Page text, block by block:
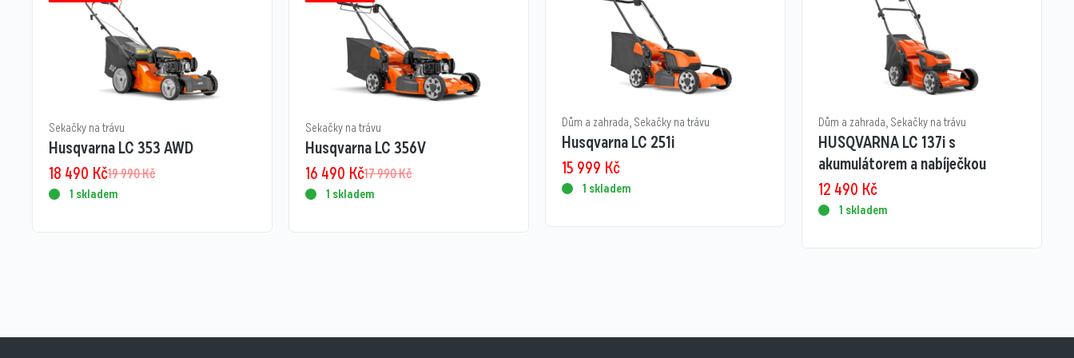
Sekačky na trávu
Husqvarna LC 353 AWD
19 990Kč
18 490 Kč
1 skladem
Sekačky na trávu
Husqvarna LC 356V
17 990Kč
16 490 Kč
1 skladem
Dům a zahrada, Sekačky na trávu
Husqvarna LC 251i
15 999 Kč
1 skladem
Dům a zahrada, Sekačky na trávu
HUSQVARNA LC 137i s
akumulátorem a nabíječkou
12 490 Kč
1 skladem